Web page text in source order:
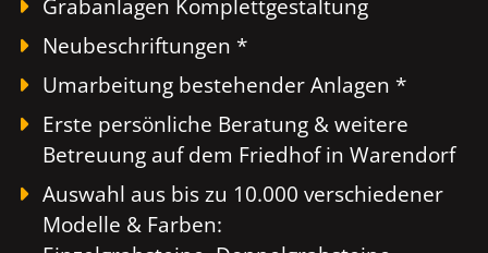
Grabanlagen Komplettgestaltung
Neubeschriftungen *
Umarbeitung bestehender Anlagen *
Erste persönliche Beratung & weitere
Betreuung auf dem Friedhof in Warendorf
Auswahl aus bis zu 10.000 verschiedener
Modelle & Farben: